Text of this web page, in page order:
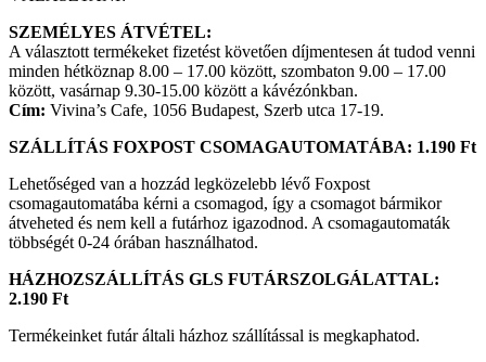
SZEMÉLYES ÁTVÉTEL:
A választott termékeket fizetést követően díjmentesen át tudod venni
minden hétköznap 8.00 – 17.00 között, szombaton 9.00 – 17.00
között, vasárnap 9.30-15.00 között a kávézónkban.
Cím: Vivina’s Cafe, 1056 Budapest, Szerb utca 17-19.
SZÁLLÍTÁS FOXPOST CSOMAGAUTOMATÁBA: 1.190 Ft
Lehetőséged van a hozzád legközelebb lévő Foxpost
csomagautomatába kérni a csomagod, így a csomagot bármikor
átveheted és nem kell a futárhoz igazodnod. A csomagautomaták
többségét 0-24 órában használhatod.
HÁZHOZSZÁLLÍTÁS GLS FUTÁRSZOLGÁLATTAL:
2.190 Ft
Termékeinket futár általi házhoz szállítással is megkaphatod.